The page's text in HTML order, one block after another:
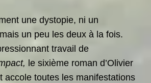
une dystopie, ni un
un peu les deux à la fois.
travail de
le sixième roman d’Olivier
accole toutes les manifestations